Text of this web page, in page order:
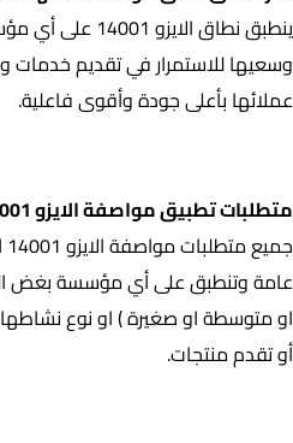
ينطبق نطاق
وسعيها للاستمرار في تقديم خدمات
عملائها بأعلى جودة وأقوى فاعلية.
متطلبات تطبيق مواصفة الايزو 14001 للحصول على الشهادة
عامة وتنطبق على أي مؤسسة بغض
او متوسطة او صغيرة ) او نوع
أو تقدم منتجات.